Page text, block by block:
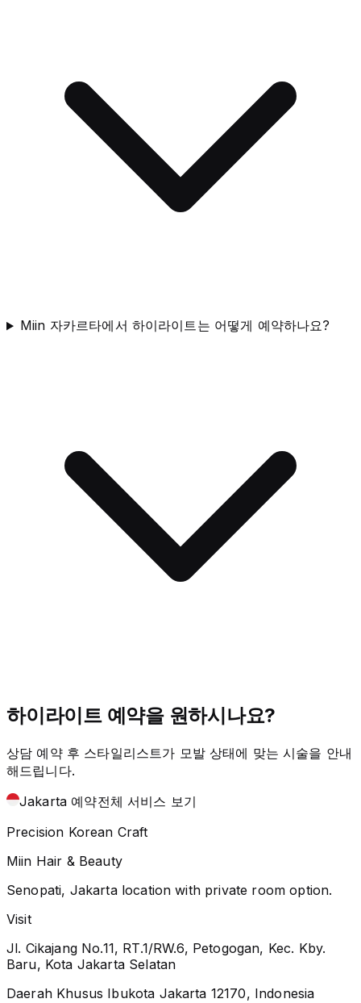
Miin 자카르타에서 하이라이트는 어떻게 예약하나요?
하이라이트 예약을 원하시나요?
상담 예약 후 스타일리스트가 모발 상태에 맞는 시술을 안내
해드립니다.
Jakarta 예약전체 서비스 보기
Precision Korean Craft
Miin Hair & Beauty
Senopati, Jakarta location with private room option.
Visit
Jl. Cikajang No.11, RT.1/RW.6, Petogogan, Kec. Kby.
Baru, Kota Jakarta Selatan
Daerah Khusus Ibukota Jakarta 12170, Indonesia